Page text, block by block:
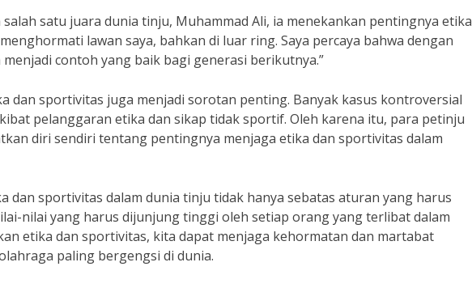
satu juara dunia tinju, Muhammad Ali, ia menekankan pentingnya etika
lawan saya, bahkan di luar ring. Saya percaya bahwa dengan
contoh yang baik bagi generasi berikutnya.”
dan sportivitas juga menjadi sorotan penting. Banyak kasus kontroversial
pelanggaran etika dan sikap tidak sportif. Oleh karena itu, para petinju
diri sendiri tentang pentingnya menjaga etika dan sportivitas dalam
dan sportivitas dalam dunia tinju tidak hanya sebatas aturan yang harus
nilai yang harus dijunjung tinggi oleh setiap orang yang terlibat dalam
etika dan sportivitas, kita dapat menjaga kehormatan dan martabat
paling bergengsi di dunia.